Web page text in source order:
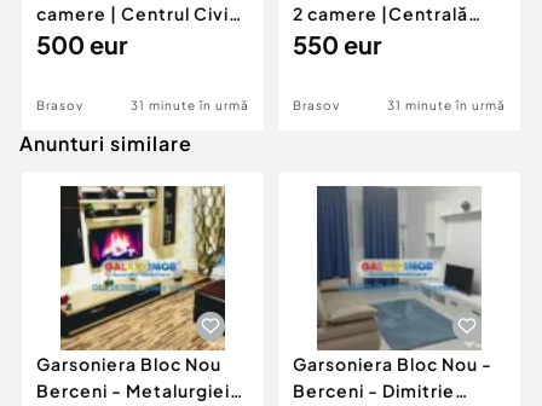
camere | Centrul Civic
– Bulevard
500 eur
Brasov 31 minute în urmă
2 camere |Centrală
proprie | Balcon
550 eur
Brasov 31 minute în urmă
Anunturi similare
Garsoniera Bloc Nou
Berceni - Metalurgiei
Garsoniera Bloc Nou -
Berceni - Dimitrie